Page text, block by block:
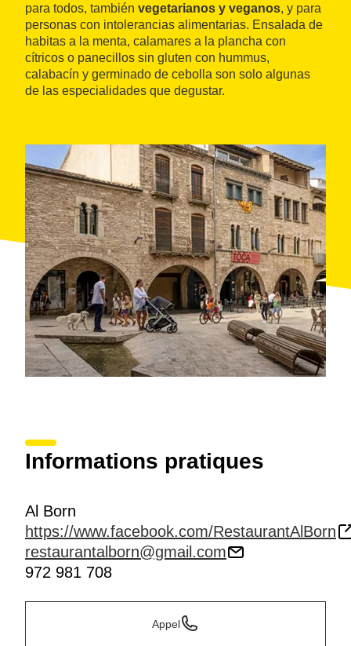
para todos, también vegetarianos y veganos, y para
personas con intolerancias alimentarias. Ensalada de
habitas a la menta, calamares a la plancha con
cítricos o panecillos sin gluten con hummus,
calabacín y germinado de cebolla son solo algunas
de las especialidades que degustar.
Informations pratiques
Al Born
https://www.facebook.com/RestaurantAlBorn
restaurantalborn@gmail.com
972 981 708
Appel